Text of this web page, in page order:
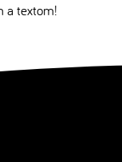
a textom!